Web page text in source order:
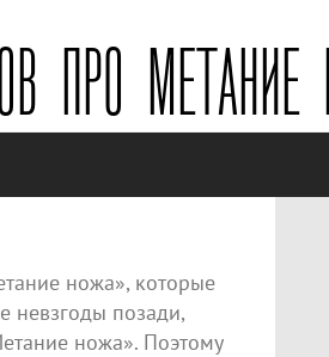
ПРО
ножа», которые
невзгоды позади,
ножа». Поэтому